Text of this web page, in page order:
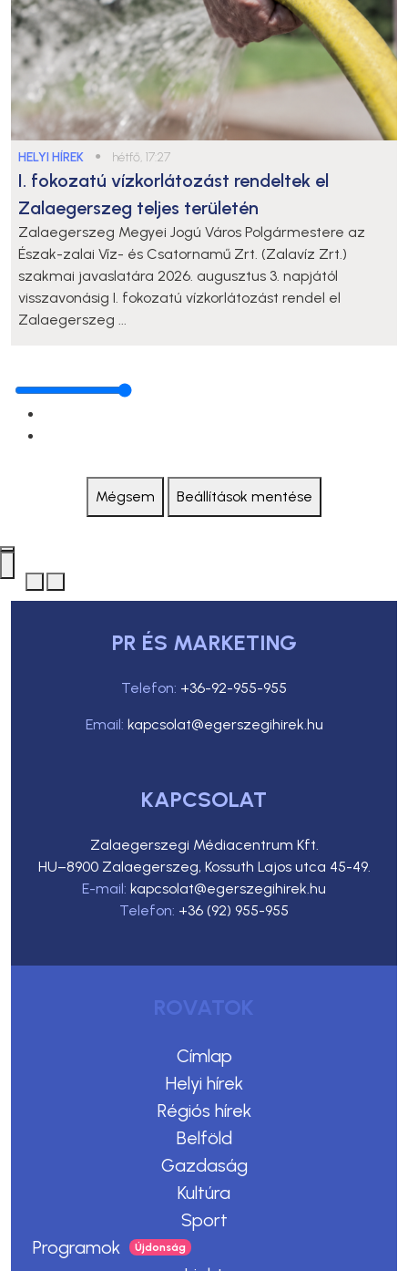
HELYI HÍREK ● hétfő, 17:27
I. fokozatú vízkorlátozást rendeltek el
Zalaegerszeg teljes területén
Zalaegerszeg Megyei Jogú Város Polgármestere az
Észak-zalai Víz- és Csatornamű Zrt. (Zalavíz Zrt.)
szakmai javaslatára 2026. augusztus 3. napjától
visszavonásig I. fokozatú vízkorlátozást rendel el
Zalaegerszeg ...
Mégsem Beállítások mentése
PR ÉS MARKETING
Telefon: +36-92-955-955
Email: kapcsolat@egerszegihirek.hu
KAPCSOLAT
Zalaegerszegi Médiacentrum Kft.
HU–8900 Zalaegerszeg, Kossuth Lajos utca 45-49.
E-mail: kapcsolat@egerszegihirek.hu
Telefon: +36 (92) 955-955
ROVATOK
Címlap
Helyi hírek
Régiós hírek
Belföld
Gazdaság
Kultúra
Sport
Programok